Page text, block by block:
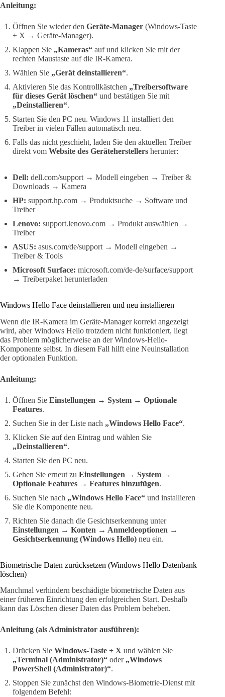
Anleitung:
Öffnen Sie wieder den Geräte-Manager (Windows-Taste
+ X → Geräte-Manager).
Klappen Sie „Kameras“ auf und klicken Sie mit der
rechten Maustaste auf die IR-Kamera.
Wählen Sie „Gerät deinstallieren“.
Aktivieren Sie das Kontrollkästchen „Treibersoftware
für dieses Gerät löschen“ und bestätigen Sie mit
„Deinstallieren“.
Starten Sie den PC neu. Windows 11 installiert den
Treiber in vielen Fällen automatisch neu.
Falls das nicht geschieht, laden Sie den aktuellen Treiber
direkt vom Website des Geräteherstellers herunter:
Dell: dell.com/support → Modell eingeben → Treiber &
Downloads → Kamera
HP: support.hp.com → Produktsuche → Software und
Treiber
Lenovo: support.lenovo.com → Produkt auswählen →
Treiber
ASUS: asus.com/de/support → Modell eingeben →
Treiber & Tools
Microsoft Surface: microsoft.com/de-de/surface/support
→ Treiberpaket herunterladen
Windows Hello Face deinstallieren und neu installieren
Wenn die IR-Kamera im Geräte-Manager korrekt angezeigt
wird, aber Windows Hello trotzdem nicht funktioniert, liegt
das Problem möglicherweise an der Windows-Hello-
Komponente selbst. In diesem Fall hilft eine Neuinstallation
der optionalen Funktion.
Anleitung:
Öffnen Sie Einstellungen → System → Optionale
Features.
Suchen Sie in der Liste nach „Windows Hello Face“.
Klicken Sie auf den Eintrag und wählen Sie
„Deinstallieren“.
Starten Sie den PC neu.
Gehen Sie erneut zu Einstellungen → System →
Optionale Features → Features hinzufügen.
Suchen Sie nach „Windows Hello Face“ und installieren
Sie die Komponente neu.
Richten Sie danach die Gesichtserkennung unter
Einstellungen → Konten → Anmeldeoptionen →
Gesichtserkennung (Windows Hello) neu ein.
Biometrische Daten zurücksetzen (Windows Hello Datenbank
löschen)
Manchmal verhindern beschädigte biometrische Daten aus
einer früheren Einrichtung den erfolgreichen Start. Deshalb
kann das Löschen dieser Daten das Problem beheben.
Anleitung (als Administrator ausführen):
Drücken Sie Windows-Taste + X und wählen Sie
„Terminal (Administrator)“ oder „Windows
PowerShell (Administrator)“.
Stoppen Sie zunächst den Windows-Biometrie-Dienst mit
folgendem Befehl: